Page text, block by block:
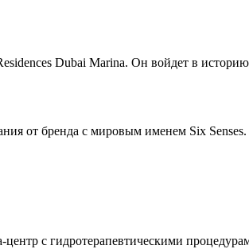
Dubai Marina. Он войдет в
от бренда с мировым именем Six Senses.
с гидротерапевтическими